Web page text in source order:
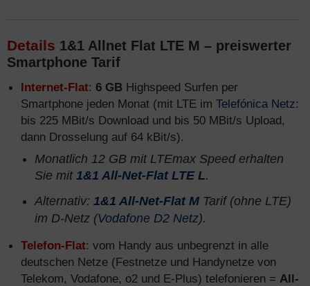
Details 1&1 Allnet Flat LTE M – preiswerter
Smartphone Tarif
Internet-Flat: 6 GB Highspeed Surfen per
Smartphone jeden Monat (mit LTE im Telefónica Netz:
bis 225 MBit/s Download und bis 50 MBit/s Upload,
dann Drosselung auf 64 kBit/s).
Monatlich 12 GB mit LTEmax Speed erhalten
Sie mit 1&1 All-Net-Flat LTE L.
Alternativ: 1&1 All-Net-Flat M Tarif (ohne LTE)
im D-Netz (Vodafone D2 Netz).
Telefon-Flat: vom Handy aus unbegrenzt in alle
deutschen Netze (Festnetze und Handynetze von
Telekom, Vodafone, o2 und E-Plus) telefonieren = All-